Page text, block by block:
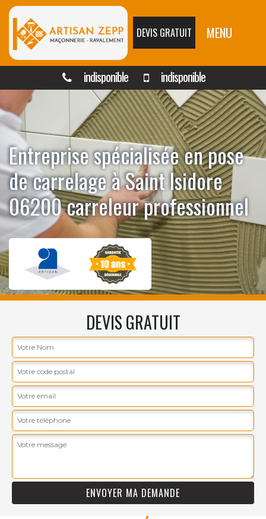
DEVIS GRATUIT MENU
indisponible indisponible
Entreprise spécialisée en pose
de carrelage à Saint Isidore
06200 carreleur professionnel
DEVIS GRATUIT